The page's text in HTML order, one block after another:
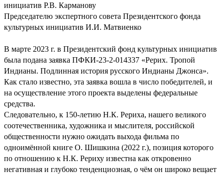
инициатив Р.В. Карманову
Председателю экспертного совета Президентского фонда
культурных инициатив И.И. Матвиенко
В марте 2023 г. в Президентский фонд культурных инициатив
была подана заявка ПФКИ-23-2-014337 «Рерих. Тропой
Индианы. Подлинная история русского Индианы Джонса».
Как стало известно, эта заявка вошла в число победителей, и
на осуществление этого проекта выделены федеральные
средства.
Следовательно, к 150-летию Н.К. Рериха, нашего великого
соотечественника, художника и мыслителя, российской
общественности нужно ожидать выхода фильма по
одноимённой книге О. Шишкина (2022 г.), позиция которого
по отношению к Н.К. Рериху известна как откровенно
негативная и глубоко тенденциозная, о чём он широко вещает